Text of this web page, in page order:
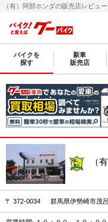
（有）阿部ホンダの販売店レビュ
バイクを
探す
新車
販売店
（
〒 372-0034 群馬県伊勢崎市茂